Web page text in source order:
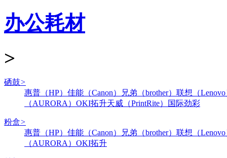
办公耗材
>
硒鼓>
惠普（HP） 佳能（Canon） 兄弟（brother） 联想（
（AURORA） OKI拓升天威（PrintRite） 国际劲彩
粉盒>
惠普（HP） 佳能（Canon） 兄弟（brother） 联想（
（AURORA） OKI拓升